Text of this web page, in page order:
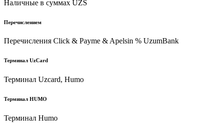
Наличные в суммах UZS
Перечислением
Перечисления Click & Payme & Apelsin % UzumBank
Терминал UzCard
Терминал Uzcard, Humo
Терминал HUMO
Терминал Humo